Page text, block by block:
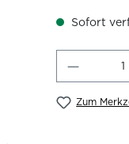
Sofort
Zum